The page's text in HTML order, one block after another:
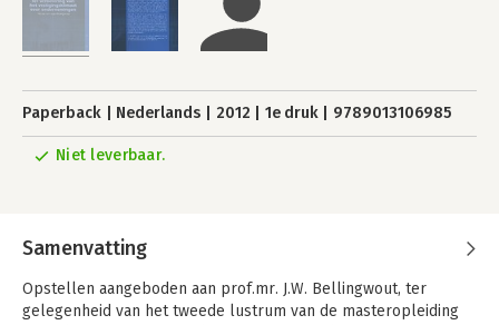
Paperback Nederlands 2012 1e druk 9789013106985
Niet leverbaar.
Samenvatting
Opstellen aangeboden aan prof.mr. J.W. Bellingwout, ter
gelegenheid van het tweede lustrum van de masteropleiding